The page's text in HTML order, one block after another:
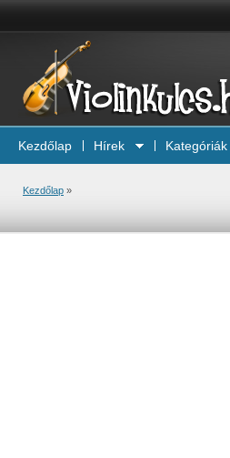
Kezdőlap Hírek Kategóriák
Kezdőlap »